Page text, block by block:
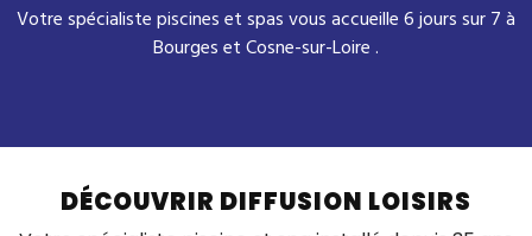
Votre spécialiste piscines et spas vous accueille 6 jours sur 7 à
Bourges et Cosne-sur-Loire .
DÉCOUVRIR DIFFUSION LOISIRS